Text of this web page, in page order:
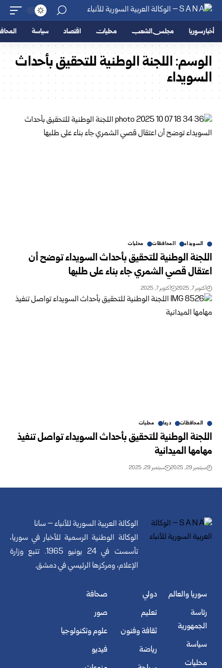
أخبار سوريا مجلس الشعب محليات اقتصاد سياسة
الوسم:اللجنة الوطنية للتحقيق بأحداث
السويداء
السويداء المحافظات محليات
اللجنة الوطنية للتحقيق بأحداث السويداء توضح أن
اعتقال قصي الشمري جاء بناء على طلبها
أكتوبر 7, 2025 أكتوبر 7, 2025
المحافظات درعا محليات
اللجنة الوطنية للتحقيق بأحداث السويداء تواصل تنفيذ
مهامها الميدانية
سبتمبر 29, 2025 سبتمبر 29, 2025
الوكالة العربية السورية للأنباء – سانا
الوكالة الوطنية الرسمية للأخبار في سوريا،
تأسست في 24 يونيو 1965. تتبع وزارة
الإعلام، ومركزها الرئيسي في دمشق.
سوريا والعالم
رئاسة
الجمهورية
سياسة
محليات
دولي
تعليم
ثقافة وفنون
رياضة
صحافة
صور
علوم وتكنولوجيا
فيديو